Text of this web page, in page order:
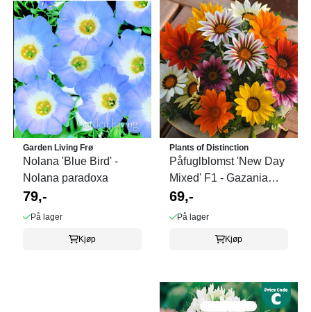
Garden Living Frø
Nolana 'Blue Bird' -
Nolana paradoxa
79,-
På lager
Kjøp
Plants of Distinction
Påfuglblomst 'New Day
Mixed' F1 - Gazania
splendens
69,-
På lager
Kjøp